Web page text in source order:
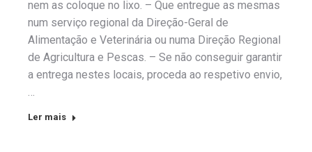
nem as coloque no lixo. – Que entregue as mesmas
num serviço regional da Direção-Geral de
Alimentação e Veterinária ou numa Direção Regional
de Agricultura e Pescas. – Se não conseguir garantir
a entrega nestes locais, proceda ao respetivo envio,
…
Ler mais